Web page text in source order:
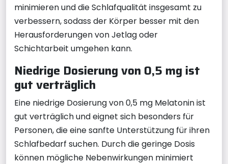
minimieren und die Schlafqualität insgesamt zu
verbessern, sodass der Körper besser mit den
Herausforderungen von Jetlag oder
Schichtarbeit umgehen kann.
Niedrige Dosierung von 0,5 mg ist
gut verträglich
Eine niedrige Dosierung von 0,5 mg Melatonin ist
gut verträglich und eignet sich besonders für
Personen, die eine sanfte Unterstützung für ihren
Schlafbedarf suchen. Durch die geringe Dosis
können mögliche Nebenwirkungen minimiert